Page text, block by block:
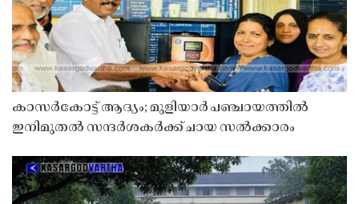
കാസർകോട്ട് ആദ്യം; മുളിയാർ പഞ്ചായത്തിൽ
ഇനിമുതൽ സന്ദർശകർക്ക് ചായ സൽക്കാരം